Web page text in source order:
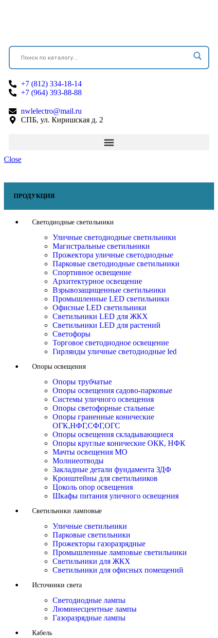
+7 (812) 334-18-14
+7 (964) 393-88-88
nwlelectro@mail.ru
СПБ, ул. Киришская д. 2
Close
ПРОДУКЦИЯ
Светодиодные светильники
Уличные светодиодные светильники
Магистральные светильники
Прожектора уличные светодиодные
Парковые светодиодные светильники
Спортивное освещение
Архитектурное освещение
Взрывозащищенные светильники
Промышленные LED светильники
Офисные LED светильники
Cветильники LED для ЖКХ
Светильники LED для растений
Светофоры
Торговое светодиодное освещение
Гирлянды уличные светодиодные led
Опоры освещения
Опоры трубчатые
Опоры освещения садово-парковые
Системы уличного освещения
Опоры светофорные стальные
Опоры граненные конические
ОГК,НФГ,СФГ,ОГС
Опоры освещения складывающиеся
Опоры круглые конические ОКК, НФК
Мачты освещения МО
Молниеотводы
Закладные детали фундамента ЗДФ
Кронштейны для светильников
Цоколь опор освещения
Шкафы питания уличного освещения
Светильники ламповые
Уличные светильники
Парковые светильники
Прожекторы газоразрядные
Промышленные ламповые светильники
Светильники для ЖКХ
Светильники для офисных помещений
Источники света
Светодиодные лампы
Люминесцентные лампы
Газоразрядные лампы
Кабель